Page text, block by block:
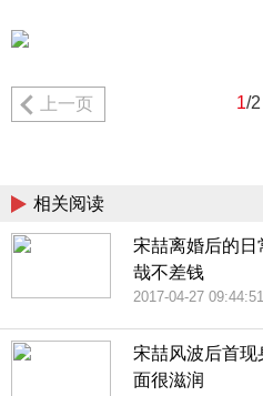
上一页 1/2
相关阅读
宋喆离婚后的日
哉不差钱
2017-04-27 09:44:51
宋喆风波后首
面很滋润